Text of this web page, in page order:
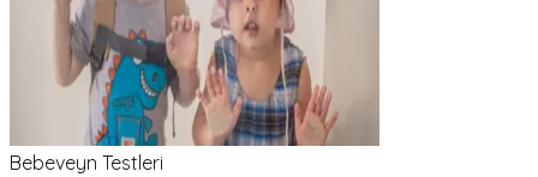
Bebeveyn Testleri